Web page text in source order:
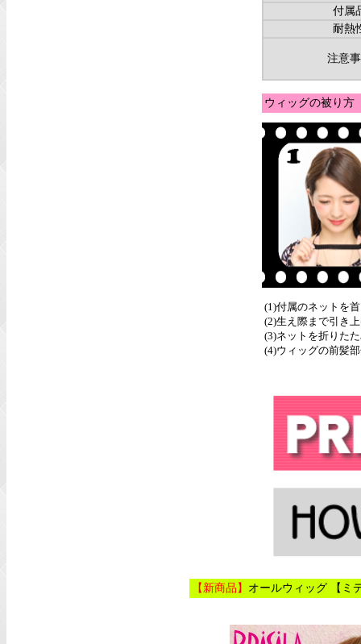
付属
耐熱
注意
ウィッグの被り方
(1)付属のネットを
(2)生え際まで引き
(3)ネットを折りた
(4)ウィッグの前髪
【新商品】 オールウィッグ 【ミ